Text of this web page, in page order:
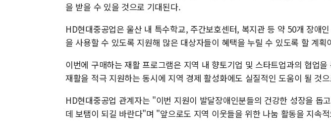
을 받을 수 있을 것으로 기대된다.
HD현대중공업은 울산 내 특수학교, 주간보호센터, 복지관 등 약 50개 장애
을 사용할 수 있도록 지원해 많은 대상자들이 혜택을 누릴 수 있도록 할 계획
이번에 구매하는 재활 프로그램은 지역 내 향토기업 및 스타트업과의 협업
재활을 적극 지원하는 동시에 지역 경제 활성화에도 실질적인 도움이 될 것
HD현대중공업 관계자는 "이번 지원이 발달장애인분들의 건강한 성장을 돕
데 보탬이 되길 바란다"며 "앞으로도 지역 이웃들을 위한 나눔 활동을 지속